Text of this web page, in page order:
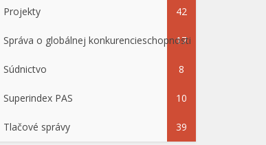
Projekty 42
Správa o globálnej konkurencieschopnosti
17
Súdnictvo 8
Superindex PAS 10
Tlačové správy 39